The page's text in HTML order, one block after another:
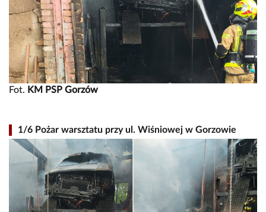
Fot. KM PSP Gorzów
1/6 Pożar warsztatu przy ul. Wiśniowej w Gorzowie